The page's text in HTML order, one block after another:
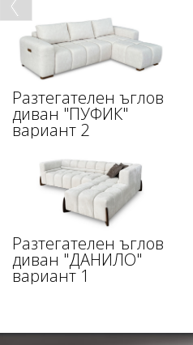
Разтегателен ъглов
диван "ПУФИК"
вариант 2
Разтегателен ъглов
диван "ДАНИЛО"
вариант 1